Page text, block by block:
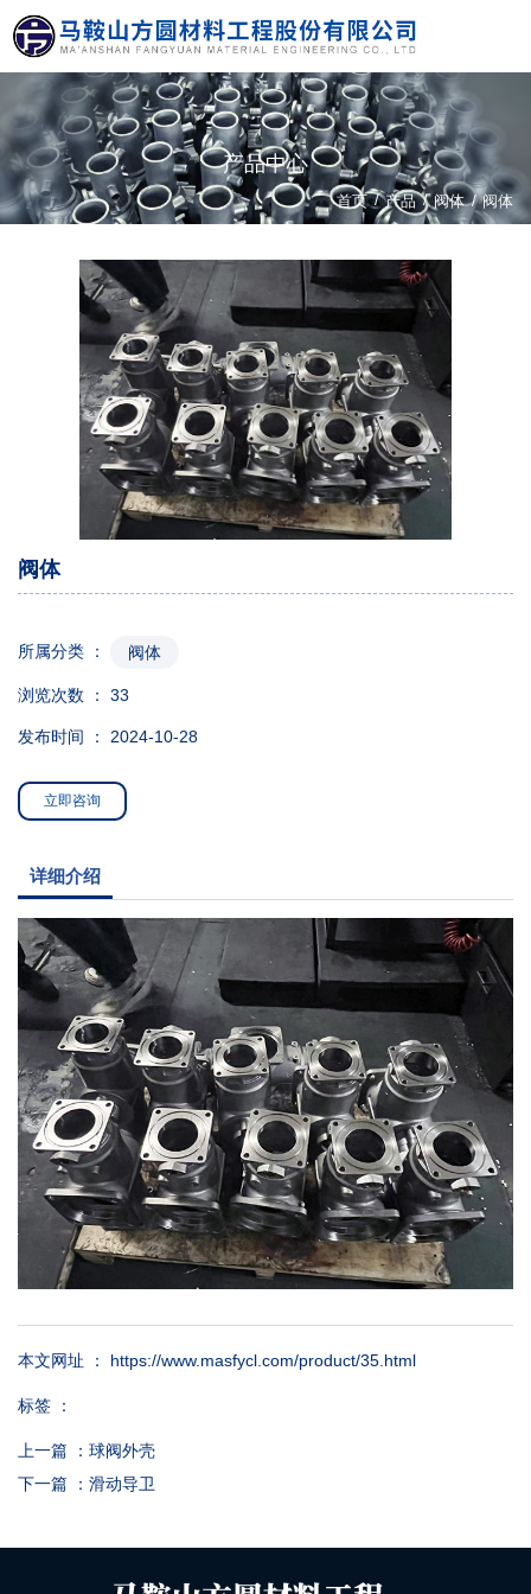
产品中心
首页/产品 /阀体 /阀体
阀体
所属分类 ： 阀体
浏览次数 ： 33
发布时间 ： 2024-10-28
立即咨询
详细介绍
本文网址 ： https://www.masfycl.com/product/35.html
标签 ：
上一篇 ： 球阀外壳
下一篇 ： 滑动导卫